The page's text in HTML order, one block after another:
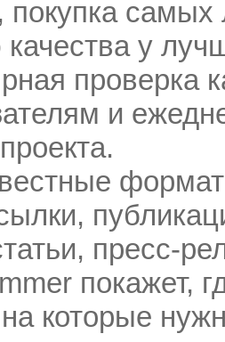
покупка
качества у
проверка
и
пресс-
покажет,
которые